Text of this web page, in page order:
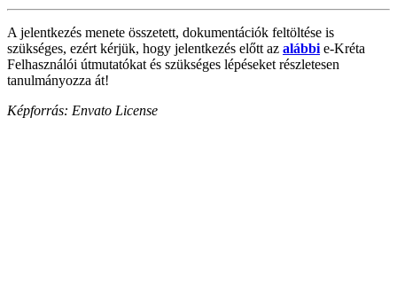
A jelentkezés menete összetett, dokumentációk feltöltése is
szükséges, ezért kérjük, hogy jelentkezés előtt az alábbie-Kréta
Felhasználói útmutatókat és szükséges lépéseket részletesen
tanulmányozza át!
Képforrás: Envato License